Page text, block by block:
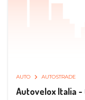
AUTO AUTOSTRADE
Autovelox Italia -